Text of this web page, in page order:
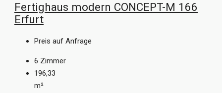
Fertighaus modern CONCEPT-M 166
Erfurt
Preis auf Anfrage
6 Zimmer
196,33
m²